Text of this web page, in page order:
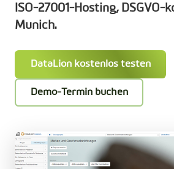
ISO-27001-Hosting, DSGVO-
Munich.
DataLion kostenlos testen
Demo-Termin buchen